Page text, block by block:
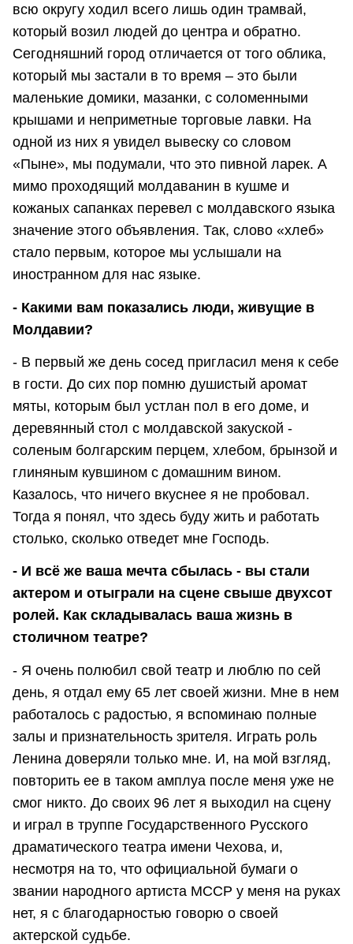
всю округу ходил всего лишь один трамвай,
который возил людей до центра и обратно.
Сегодняшний город отличается от того облика,
который мы застали в то время – это были
маленькие домики, мазанки, с соломенными
крышами и неприметные торговые лавки. На
одной из них я увидел вывеску со словом
«Пыне», мы подумали, что это пивной ларек. А
мимо проходящий молдаванин в кушме и
кожаных сапанках перевел с молдавского языка
значение этого объявления. Так, слово «хлеб»
стало первым, которое мы услышали на
иностранном для нас языке.
- Какими вам показались люди, живущие в
Молдавии?
- В первый же день сосед пригласил меня к себе
в гости. До сих пор помню душистый аромат
мяты, которым был устлан пол в его доме, и
деревянный стол с молдавской закуской -
соленым болгарским перцем, хлебом, брынзой и
глиняным кувшином с домашним вином.
Казалось, что ничего вкуснее я не пробовал.
Тогда я понял, что здесь буду жить и работать
столько, сколько отведет мне Господь.
- И всё же ваша мечта сбылась - вы стали
актером и отыграли на сцене свыше двухсот
ролей. Как складывалась ваша жизнь в
столичном театре?
- Я очень полюбил свой театр и люблю по сей
день, я отдал ему 65 лет своей жизни. Мне в нем
работалось с радостью, я вспоминаю полные
залы и признательность зрителя. Играть роль
Ленина доверяли только мне. И, на мой взгляд,
повторить ее в таком амплуа после меня уже не
смог никто. До своих 96 лет я выходил на сцену
и играл в труппе Государственного Русского
драматического театра имени Чехова, и,
несмотря на то, что официальной бумаги о
звании народного артиста МССР у меня на руках
нет, я с благодарностью говорю о своей
актерской судьбе.